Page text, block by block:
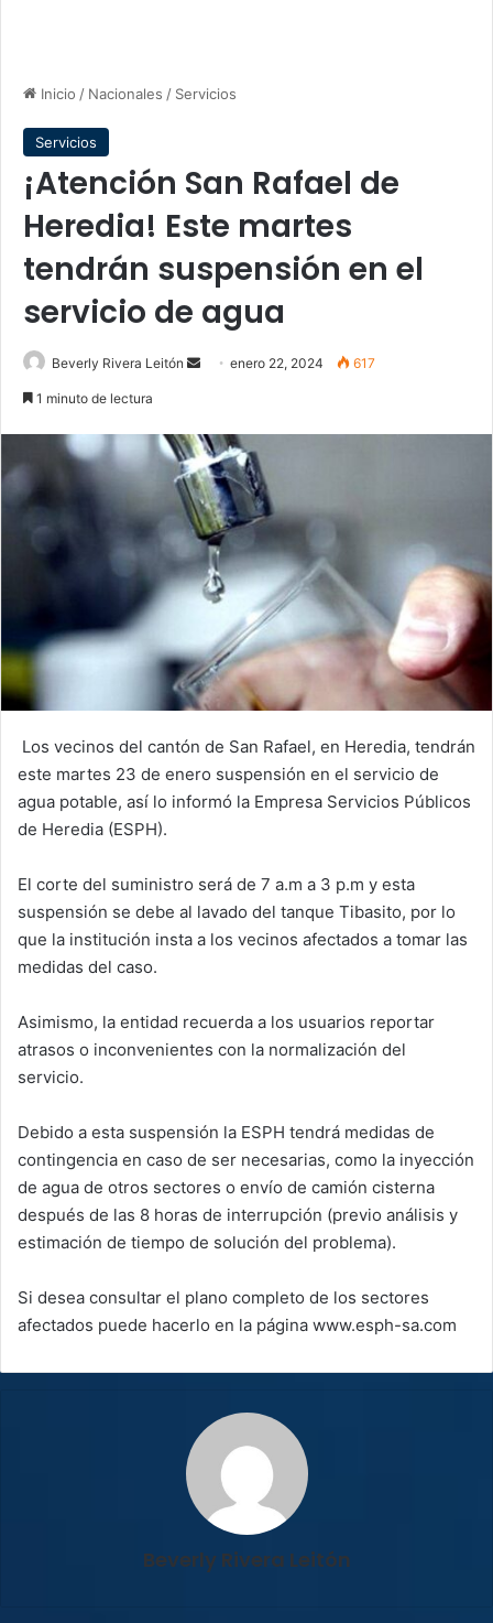
Inicio / Nacionales / Servicios
Servicios
¡Atención San Rafael de
Heredia! Este martes
tendrán suspensión en el
servicio de agua
Beverly Rivera Leitón
Sendenero 22, 2024 617
1 minuto de lectura
Los vecinos del cantón de San Rafael, en Heredia, tendrán
este martes 23 de enero suspensión en el servicio de
agua potable, así lo informó la Empresa Servicios Públicos
de Heredia (ESPH).
El corte del suministro será de 7 a.m a 3 p.m y esta
suspensión se debe al lavado del tanque Tibasito, por lo
que la institución insta a los vecinos afectados a tomar las
medidas del caso.
Asimismo, la entidad recuerda a los usuarios reportar
atrasos o inconvenientes con la normalización del
servicio.
Debido a esta suspensión la ESPH tendrá medidas de
contingencia en caso de ser necesarias, como la inyección
de agua de otros sectores o envío de camión cisterna
después de las 8 horas de interrupción (previo análisis y
estimación de tiempo de solución del problema).
Si desea consultar el plano completo de los sectores
afectados puede hacerlo en la página www.esph-sa.com
Beverly Rivera Leitón